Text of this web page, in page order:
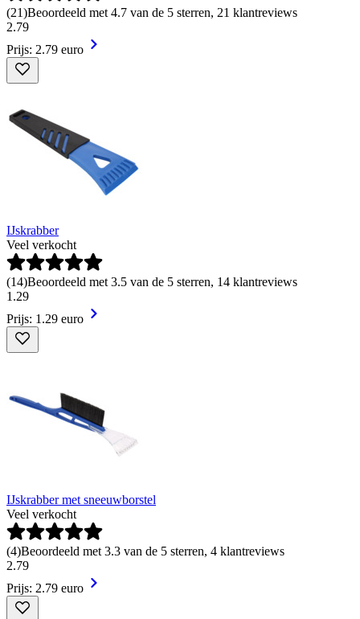
(21)Beoordeeld met 4.7 van de 5 sterren, 21 klantreviews
2.79
Prijs: 2.79 euro
IJskrabber
Veel verkocht
(14)Beoordeeld met 3.5 van de 5 sterren, 14 klantreviews
1 .29
Prijs: 1.29 euro
IJskrabber met sneeuwborstel
Veel verkocht
(4)Beoordeeld met 3.3 van de 5 sterren, 4 klantreviews
2.79
Prijs: 2.79 euro